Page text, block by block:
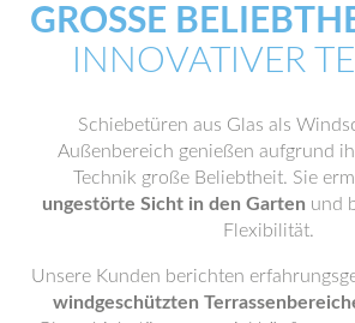
GROSSE
INNOVATIVER
Schiebetüren aus Glas als
Außenbereich genießen aufgrund
Technik große Beliebtheit. Sie
ungestörte Sicht in den Garten und
Flexibilität.
Unsere Kunden berichten
windgeschützten